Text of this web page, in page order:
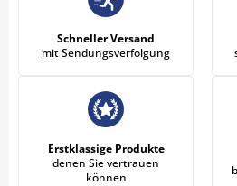
Schneller Versand
mit Sendungsverfolgung
Erstklassige Produkte
denen Sie vertrauen
können